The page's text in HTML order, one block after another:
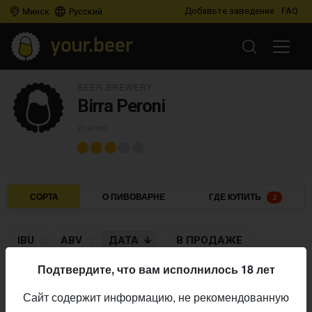
Минск Русский Добавьте заведение FAQ
Birra Peroni
СОРТА О ПИВОВАРНЕ ГДЕ КУПИТЬ 2
IBU ABV ДАТА В ПРОДАЖЕ
Peroni Libera
Подтвердите, что вам исполнилось 18 лет
Сайт содержит информацию, не рекомендованную